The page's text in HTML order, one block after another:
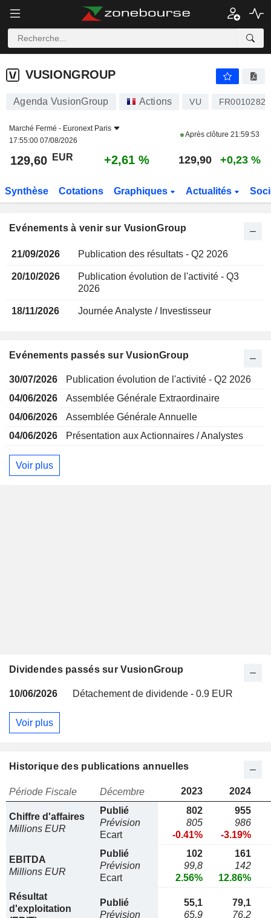
VUSIONGROUP
VUSIONGROUP
Agenda VusionGroup Actions VU
Marché Fermé - Euronext Paris
17:55:00 07/08/2026
Après clôture 21:59:53
129,60 EUR +2,61 % 129,90 +0,23 %
Synthèse Cotations Graphiques Actualités
Evénements à venir sur VusionGroup
21/09/2026 Publication des résultats - Q2 2026
20/10/2026
Publication évolution de l'activité - Q3
2026
18/11/2026 Journée Analyste / Investisseur
Evénements passés sur VusionGroup
30/07/2026
Publication évolution de l'activité - Q2 2026
04/06/2026
Assemblée Générale Extraordinaire
04/06/2026
Assemblée Générale Annuelle
04/06/2026
Présentation aux Actionnaires / Analystes
Voir plus
Dividendes passés sur VusionGroup
10/06/2026 Détachement de dividende - 0.9 EUR
Voir plus
Historique des publications annuelles
Période Fiscale Décembre 2023 2024
Chiffre d'affaires
Millions EUR
Publié
Prévision
Ecart
802
805
-0.41%
955
986
-3.19%
EBITDA
Millions EUR
Publié
Prévision
Ecart
102
99,8
2.56%
161
142
12.86%
Résultat
d'exploitation
Publié
Prévision
55,1
65,9
79,1
76,2